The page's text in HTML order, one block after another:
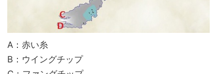
A：赤い糸
B：ウイングチップ